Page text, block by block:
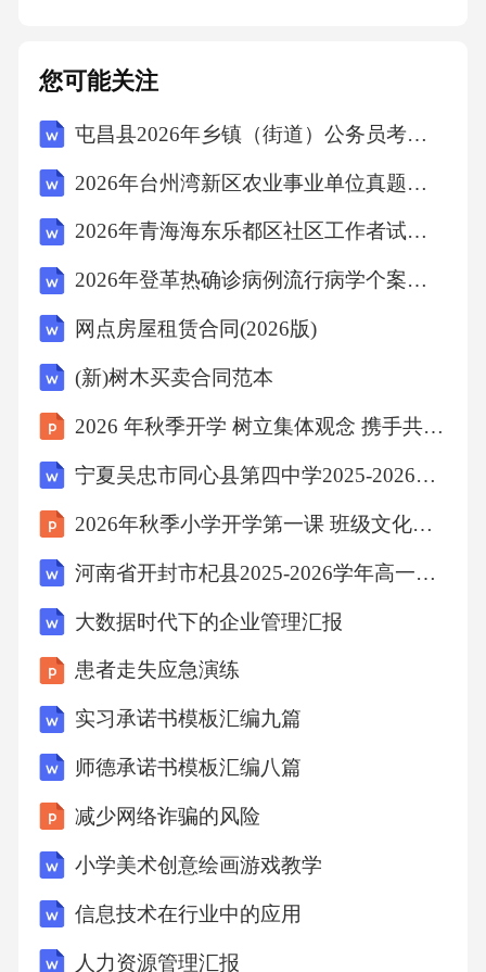
您可能关注
屯昌县2026年乡镇（街道）公务员考前冲刺试题解析
2026年台州湾新区农业事业单位真题（附答案）
2026年青海海东乐都区社区工作者试卷（附答案）
2026年登革热确诊病例流行病学个案调查报告
网点房屋租赁合同(2026版)
(新)树木买卖合同范本
2026 年秋季开学 树立集体观念 携手共建班集体
宁夏吴忠市同心县第四中学2025-2026学年第二学期期末教学质量检测七年级英语（含答案）
2026年秋季小学开学第一课 班级文化建设 我们的温馨家园
河南省开封市杞县2025-2026学年高一下学期期末模拟预测地理试卷（含部分解析）
大数据时代下的企业管理汇报
患者走失应急演练
实习承诺书模板汇编九篇
师德承诺书模板汇编八篇
减少网络诈骗的风险
小学美术创意绘画游戏教学
信息技术在行业中的应用
人力资源管理汇报